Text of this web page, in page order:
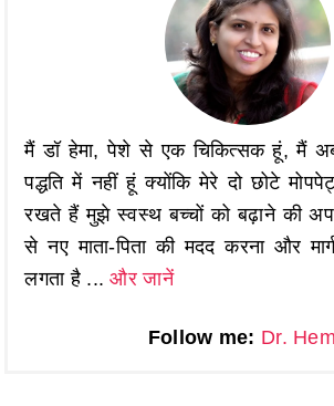
मैं डॉ हेमा, पेशे से एक चिकित्सक हूं, मैं
पद्धति में नहीं हूं क्योंकि मेरे दो छोटे
रखते हैं मुझे स्वस्थ बच्चों को बढ़ाने की
से नए माता-पिता की मदद करना और
लगता है ...और जानें
Follow me: Dr.